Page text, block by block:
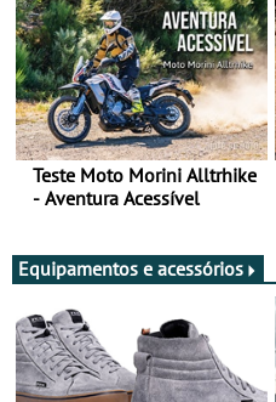
Teste Moto Morini Alltrhike
- Aventura Acessível
Equipamentos e acessórios